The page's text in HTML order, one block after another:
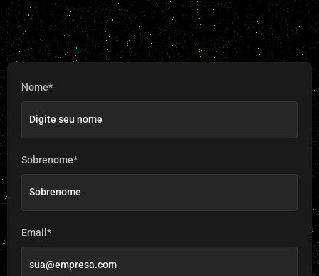
Nome*
Sobrenome*
Email*